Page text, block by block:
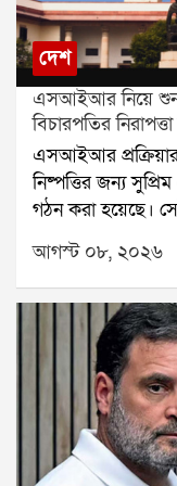
দেশ
এসআইআর নিয়ে
বিচারপতির
এসআইআর প্রক্রিয়ার
নিষ্পত্তির জন্য
গঠন করা হয়েছে।
অবসরপ্রাপ্ত
হুমকি, পথ দুর্ঘটনা
বিষয়টি পৌঁছল
খতিয়ে দেখে
হাইকোর্টের প্রধান
অবসরপ্রাপ্ত ওই
সুপ্রিম কোর্টে
সংক্রান্ত আপিলের
বাবা এবং
আগস্ট ০৮, ২০২৬